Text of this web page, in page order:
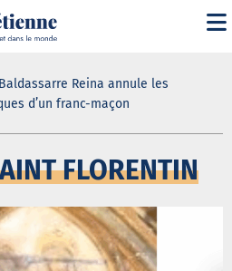
Reina annule les
d’un franc-maçon
FLORENTIN